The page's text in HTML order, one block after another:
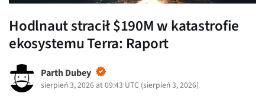
Hodlnaut stracił $190M w katastrofie
ekosystemu Terra: Raport
Parth Dubey
sierpień 3, 2026 at 09:43 UTC (sierpień 3, 2026)